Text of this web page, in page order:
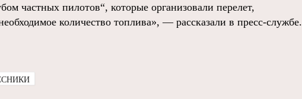
частных пилотов“, которые организовали перелет,
количество топлива», — рассказали в пресс-службе.